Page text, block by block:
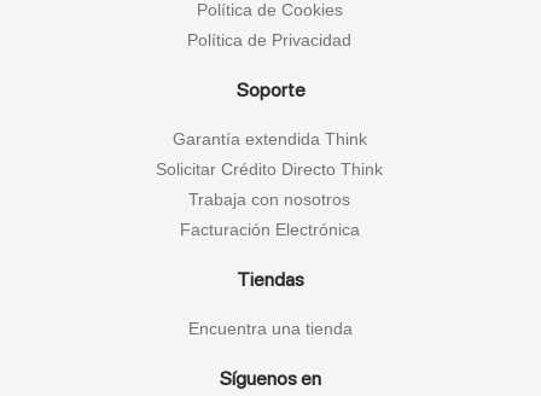
Política de Cookies
Política de Privacidad
Soporte
Garantía extendida Think
Solicitar Crédito Directo Think
Trabaja con nosotros
Facturación Electrónica
Tiendas
Encuentra una tienda
Síguenos en